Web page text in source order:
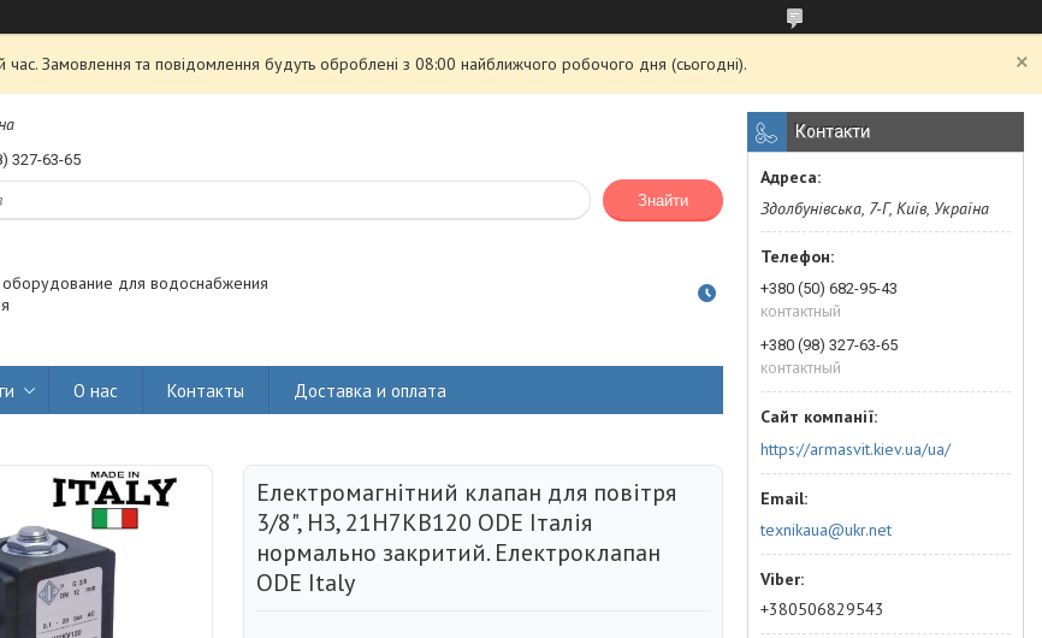
час. Замовлення та повідомлення будуть оброблені з 08:00 найближчого робочого дня (сьогодні).
327-63-65
Знайти
для водоснабжения
О нас Контакты Доставка и оплата
Електромагнітний клапан для повітря
3/8", НЗ, 21H7KB120 ODE Італія
нормально закритий. Електроклапан
ODE Italy
Контакти
Здолбунівська, 7-Г, Київ, Україна
+380 (50) 682-95-43
контактный
+380 (98) 327-63-65
контактный
https://armasvit.kiev.ua/ua/
texnikaua@ukr.net
+380506829543